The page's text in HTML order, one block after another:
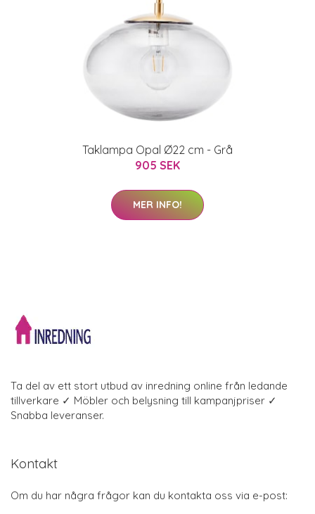
Taklampa Opal Ø22 cm - Grå
905 SEK
MER INFO!
Ta del av ett stort utbud av inredning online från ledande
tillverkare ✓ Möbler och belysning till kampanjpriser ✓
Snabba leveranser.
Kontakt
Om du har några frågor kan du kontakta oss via e-post: